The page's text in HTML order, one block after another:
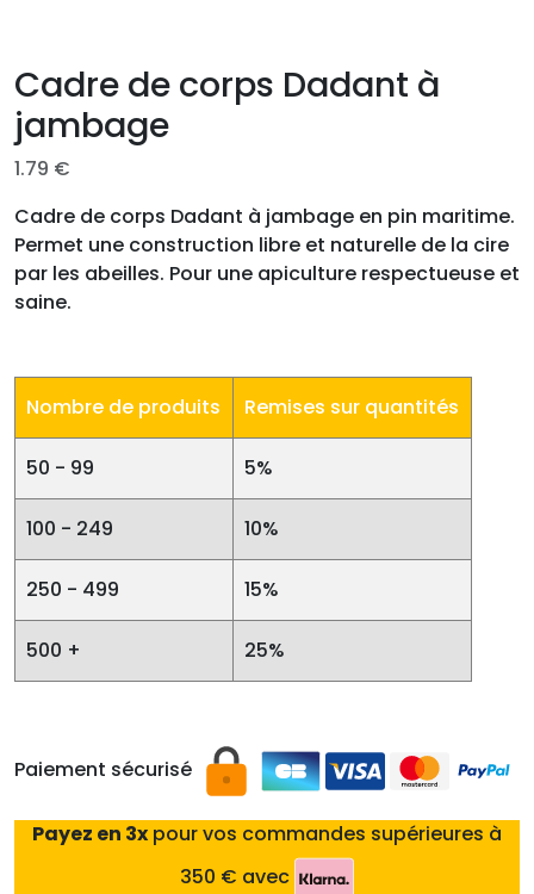
Cadre de corps Dadant à
jambage
1.79 €
Cadre de corps Dadant à jambage en pin maritime.
Permet une construction libre et naturelle de la cire
par les abeilles. Pour une apiculture respectueuse et
saine.
Nombre de produits Remises sur quantités
50 - 99 5%
100 - 249 10%
250 - 499 15%
500 + 25%
Paiement sécurisé
Payez en 3x pour vos commandes supérieures à
350 € avec